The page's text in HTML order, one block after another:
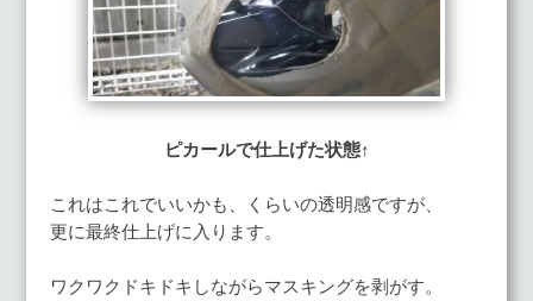
ピカールで仕上げた状態↑
これはこれでいいかも、くらいの透明感ですが、
更に最終仕上げに入ります。
ワクワクドキドキしながらマスキングを剥がす。